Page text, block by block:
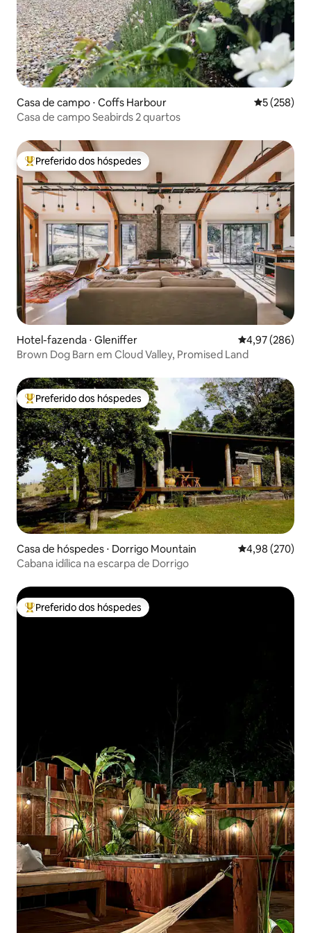
Casa de campo ⋅ Coffs Harbour 5 de uma
5 (258)
Casa de campo Seabirds 2 quartos
Entre os melhores preferidos dos hóspedes
Preferido dos hóspedes
Hotel-fazenda ⋅ Gleniffer 4,97 de uma
4,97 (286)
Brown Dog Barn em Cloud Valley, Promised Land
Entre os melhores preferidos dos hóspedes
Preferido dos hóspedes
Casa de hóspedes ⋅ Dorrigo Mountain 4,98 de uma
4,98 (270)
Cabana idílica na escarpa de Dorrigo
Entre os melhores preferidos dos hóspedes
Preferido dos hóspedes